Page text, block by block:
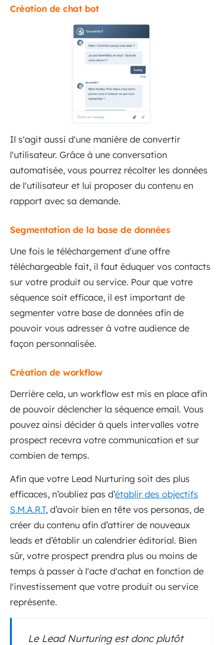
Création de chat bot
Il s'agit aussi d'une manière de convertir
l'utilisateur. Grâce à une conversation
automatisée, vous pourrez récolter les données
de l'utilisateur et lui proposer du contenu en
rapport avec sa demande.
Segmentation de la base de données
Une fois le téléchargement d'une offre
téléchargeable fait, il faut éduquer vos contacts
sur votre produit ou service. Pour que votre
séquence soit efficace, il est important de
segmenter votre base de données afin de
pouvoir vous adresser à votre audience de
façon personnalisée.
Création de workflow
Derrière cela, un workflow est mis en place afin
de pouvoir déclencher la séquence email. Vous
pouvez ainsi décider à quels intervalles votre
prospect recevra votre communication et sur
combien de temps.
Afin que votre Lead Nurturing soit des plus
efficaces, n’oubliez pas d’établir des objectifs
S.M.A.R.T, d’avoir bien en tête vos personas, de
créer du contenu afin d’attirer de nouveaux
leads et d’établir un calendrier éditorial. Bien
sûr, votre prospect prendra plus ou moins de
temps à passer à l'acte d'achat en fonction de
l'investissement que votre produit ou service
représente.
Le Lead Nurturing est donc plutôt